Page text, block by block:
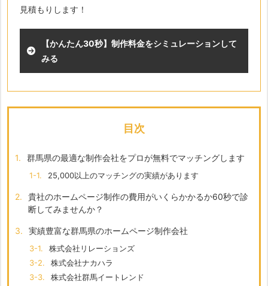
見積もりします！
【かんたん30秒】制作料金をシミュレーションして
みる
目次
1. 群馬県の最適な制作会社をプロが無料でマッチングします
1-1. 25,000以上のマッチングの実績があります
2.
貴社のホームページ制作の費用がいくらかかるか60秒で診
断してみませんか？
3. 実績豊富な群馬県のホームページ制作会社
3-1.
株式会社リレーションズ
3-2.
株式会社ナカハラ
3-3.
株式会社群馬イートレンド